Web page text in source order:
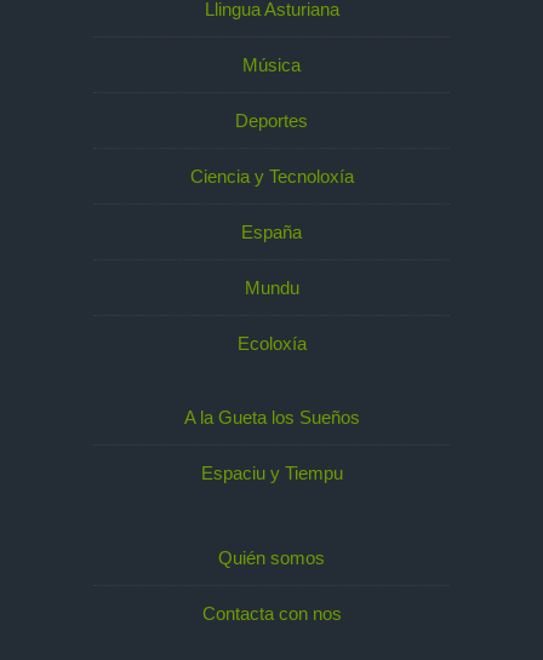
Llingua Asturiana
Música
Deportes
Ciencia y Tecnoloxía
España
Mundu
Ecoloxía
A la Gueta los Sueños
Espaciu y Tiempu
Quién somos
Contacta con nos